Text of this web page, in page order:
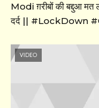
Modi ग़रीबों की बद्दुआ
दर्द || #LockDown
VIDEO